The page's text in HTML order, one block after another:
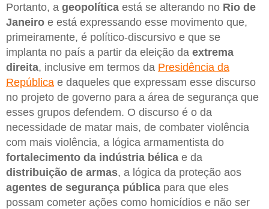
Portanto, a geopolítica está se alterando no Rio de
Janeiro e está expressando esse movimento que,
primeiramente, é político-discursivo e que se
implanta no país a partir da eleição da extrema
direita, inclusive em termos da Presidência da
República e daqueles que expressam esse discurso
no projeto de governo para a área de segurança que
esses grupos defendem. O discurso é o da
necessidade de matar mais, de combater violência
com mais violência, a lógica armamentista do
fortalecimento da indústria bélica e da
distribuição de armas, a lógica da proteção aos
agentes de segurança pública para que eles
possam cometer ações como homicídios e não ser